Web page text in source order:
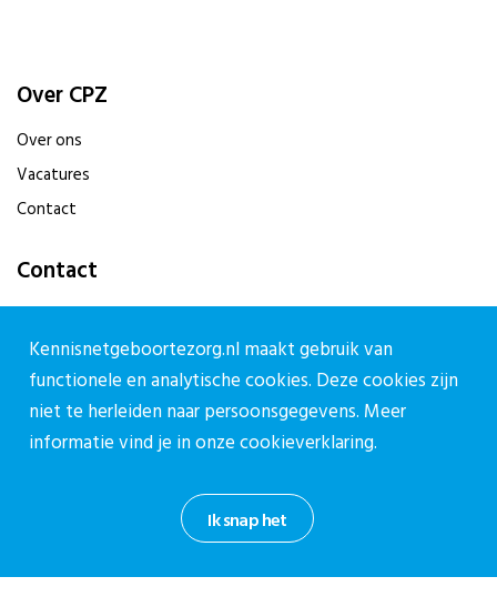
Over CPZ
Over ons
Vacatures
Contact
Contact
Contactpagina
030-27 39 786
cpz@stichtingcpz.nl
Mercatorlaan 1200, 3528 BL Utrecht
Meld je aan voor onze nieuwsbrief.
Ik snap het
Kennisnetgeboortezorg.nl maakt gebruik van
functionele en analytische cookies. Deze cookies zijn
niet te herleiden naar persoonsgegevens. Meer
informatie vind je in onzecookieverklaring.